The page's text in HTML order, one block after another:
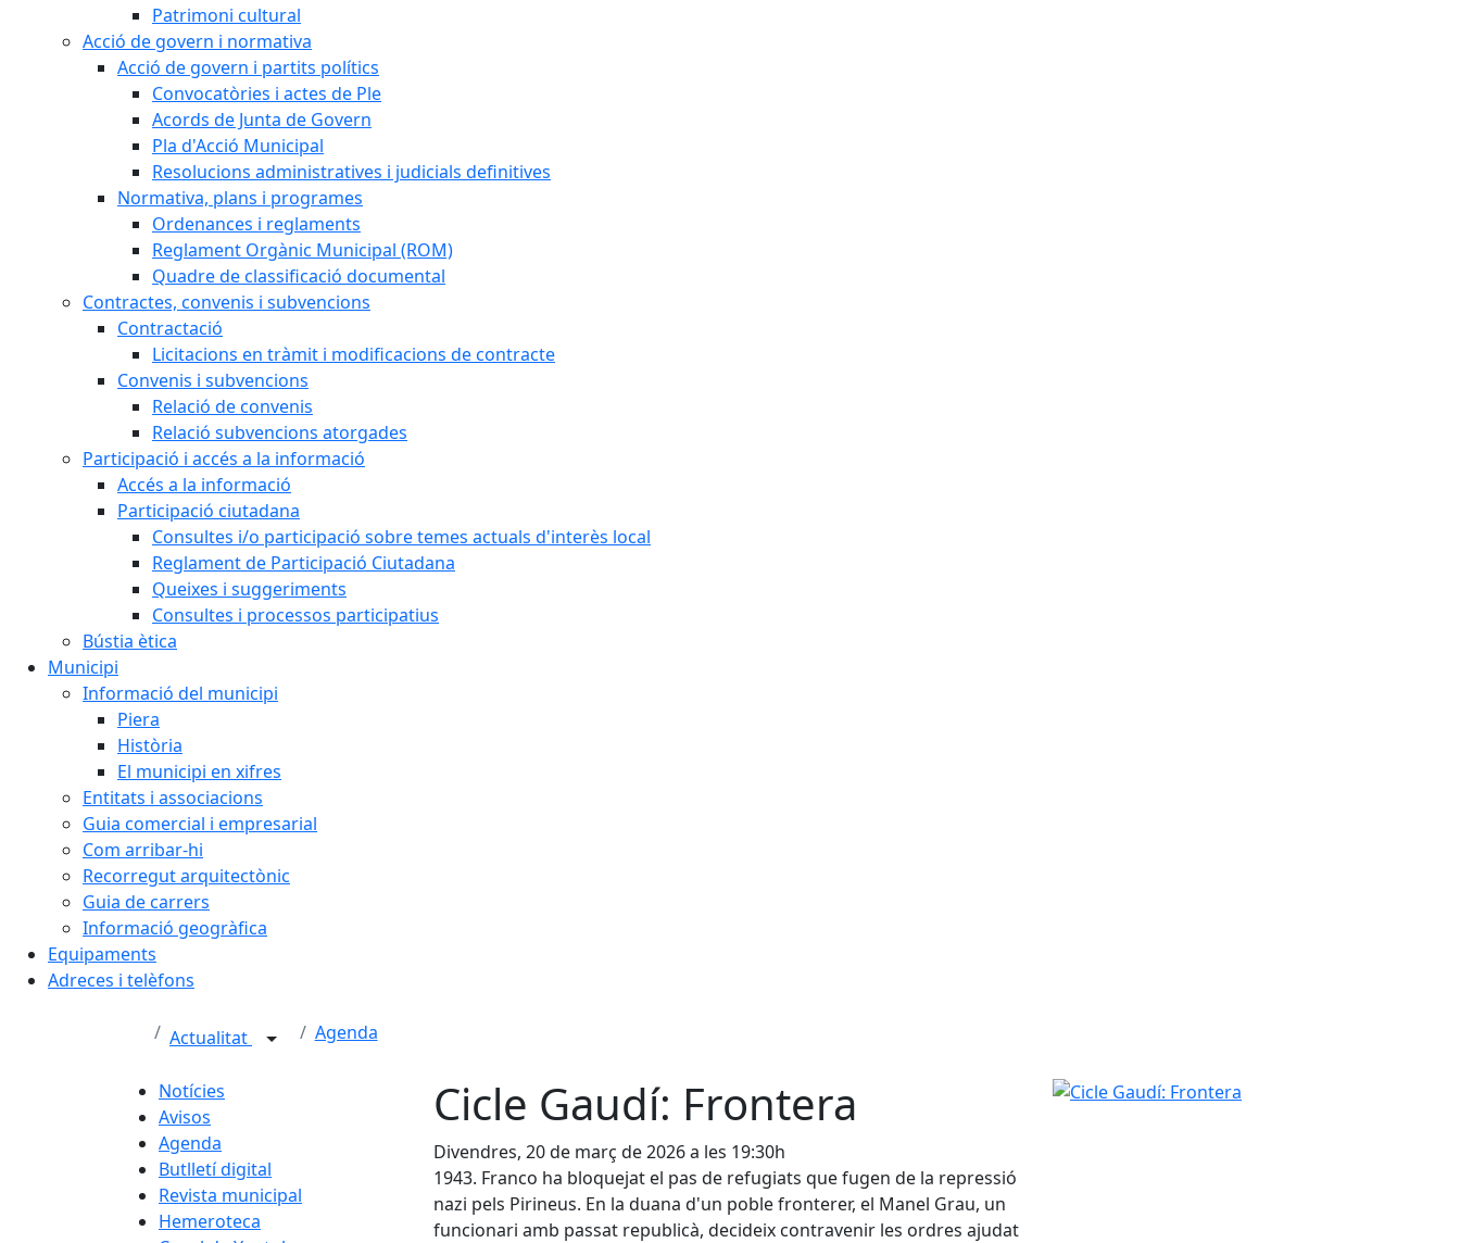
Patrimoni cultural
Acció de govern i normativa
Acció de govern i partits polítics
Convocatòries i actes de Ple
Acords de Junta de Govern
Pla d'Acció Municipal
Resolucions administratives i judicials definitives
Normativa, plans i programes
Ordenances i reglaments
Reglament Orgànic Municipal (ROM)
Quadre de classificació documental
Contractes, convenis i subvencions
Contractació
Licitacions en tràmit i modificacions de contracte
Convenis i subvencions
Relació de convenis
Relació subvencions atorgades
Participació i accés a la informació
Accés a la informació
Participació ciutadana
Consultes i/o participació sobre temes actuals d'interès local
Reglament de Participació Ciutadana
Queixes i suggeriments
Consultes i processos participatius
Bústia ètica
Municipi
Informació del municipi
Piera
Història
El municipi en xifres
Entitats i associacions
Guia comercial i empresarial
Com arribar-hi
Recorregut arquitectònic
Guia de carrers
Informació geogràfica
Equipaments
Adreces i telèfons
Actualitat Agenda
Notícies
Avisos
Agenda
Butlletí digital
Revista municipal
Hemeroteca
Cicle Gaudí: Frontera
Divendres, 20 de març de 2026 a les 19:30h
1943. Franco ha bloquejat el pas de refugiats que fugen de la repressió
nazi pels Pirineus. En la duana d'un poble fronterer, el Manel Grau, un
funcionari amb passat republicà, decideix contravenir les ordres ajudat
Cicle Gaudí: Frontera